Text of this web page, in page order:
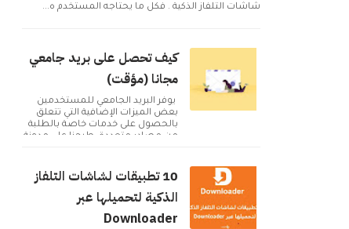
شاشات التلفاز الذكية . فكل ما يحتاجه المستخدم ه...
كيف تحصل على بريد جامعي
مجانا (مؤقت)
يوفر البريد الجامعي للمستخدمين
بعض الميزات الإضافية التي تتعلق
بالحصول على خدمات خاصة بالطلبة
من مصادر متعددة. طرحنا على مدونة
10 تطبيقات لشاشات التلفاز
الذكية لتحميلها عبر
Downloader